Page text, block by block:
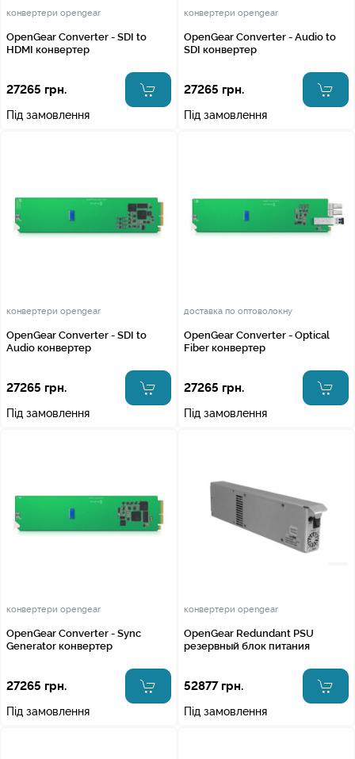
конвертери opengear
OpenGear Converter - SDI to
HDMI конвертер
27265 грн.
Під замовлення
конвертери opengear
OpenGear Converter - Audio to
SDI конвертер
27265 грн.
Під замовлення
конвертери opengear
OpenGear Converter - SDI to
Audio конвертер
27265 грн.
Під замовлення
доставка по оптоволокну
OpenGear Converter - Optical
Fiber конвертер
27265 грн.
Під замовлення
конвертери opengear
OpenGear Converter - Sync
Generator конвертер
27265 грн.
Під замовлення
конвертери opengear
OpenGear Redundant PSU
резервный блок питания
52877 грн.
Під замовлення